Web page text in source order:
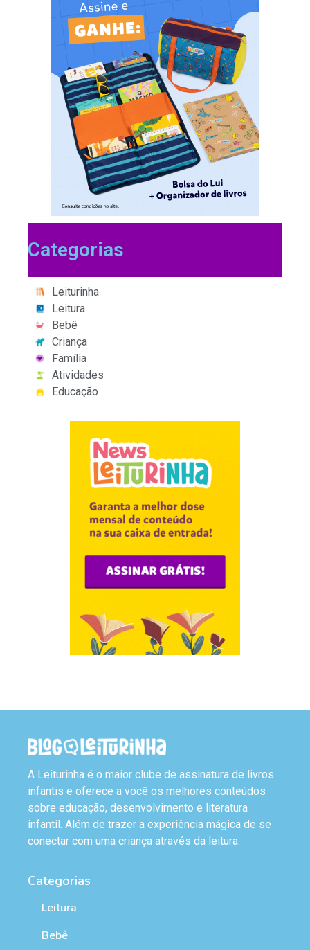
Categorias
Leiturinha
Leitura
Bebê
Criança
Família
Atividades
Educação
A Leiturinha é o maior clube de assinatura de livros
infantis e oferece a você os melhores conteúdos
sobre educação, desenvolvimento e literatura
infantil. Além de trazer a experiência mágica de se
conectar com uma criança através da leitura.
Categorias
Leitura
Bebê